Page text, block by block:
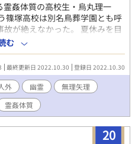
姦体質の高校生・烏丸理一
篠塚高校は別名鳥葬学園とも呼
が絶えなかった。 夏休みを目
自慰に耽っていた理一は学校
）に遭遇。彼に貸してもらっ
る。 ところが茶倉は拝み屋の孫
い。 理一は数珠を返そうと茶
学園に纏わる陰惨な真実を知
西弁守銭奴×ヘタレ流され受
・SМ・強姦・ホラー・オカル
去編ですがこれだけでも読めま
）様
む
最終更新日 2022.10.30 登録日 2022.10.30
外 幽霊
無理矢理
霊姦体質
20